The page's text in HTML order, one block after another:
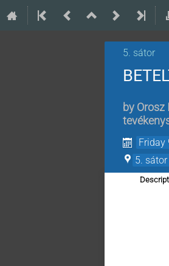
5. sátor
by Orosz
Friday
5.